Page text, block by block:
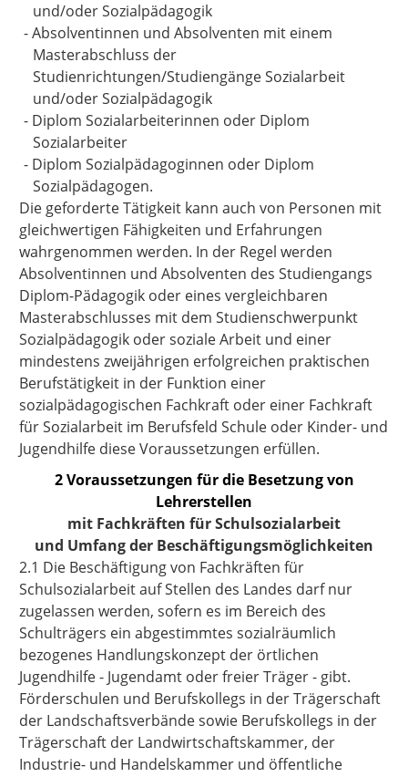
und/oder Sozialpädagogik
-Absolventinnen und Absolventen mit einem
Masterabschluss der
Studienrichtungen/Studiengänge Sozialarbeit
und/oder Sozialpädagogik
- Diplom Sozialarbeiterinnen oder Diplom
Sozialarbeiter
- Diplom Sozialpädagoginnen oder Diplom
Sozialpädagogen.
Die geforderte Tätigkeit kann auch von Personen mit
gleichwertigen Fähigkeiten und Erfahrungen
wahrgenommen werden. In der Regel werden
Absolventinnen und Absolventen des Studiengangs
Diplom-Pädagogik oder eines vergleichbaren
Masterabschlusses mit dem Studienschwerpunkt
Sozialpädagogik oder soziale Arbeit und einer
mindestens zweijährigen erfolgreichen praktischen
Berufstätigkeit in der Funktion einer
sozialpädagogischen Fachkraft oder einer Fachkraft
für Sozialarbeit im Berufsfeld Schule oder Kinder- und
Jugendhilfe diese Voraussetzungen erfüllen.
2 Voraussetzungen für die Besetzung von
Lehrerstellen
mit Fachkräften für Schulsozialarbeit
und Umfang der Beschäftigungsmöglichkeiten
2.1 Die Beschäftigung von Fachkräften für
Schulsozialarbeit auf Stellen des Landes darf nur
zugelassen werden, sofern es im Bereich des
Schulträgers ein abgestimmtes sozialräumlich
bezogenes Handlungskonzept der örtlichen
Jugendhilfe - Jugendamt oder freier Träger - gibt.
Förderschulen und Berufskollegs in der Trägerschaft
der Landschaftsverbände sowie Berufskollegs in der
Trägerschaft der Landwirtschaftskammer, der
Industrie- und Handelskammer und öffentliche